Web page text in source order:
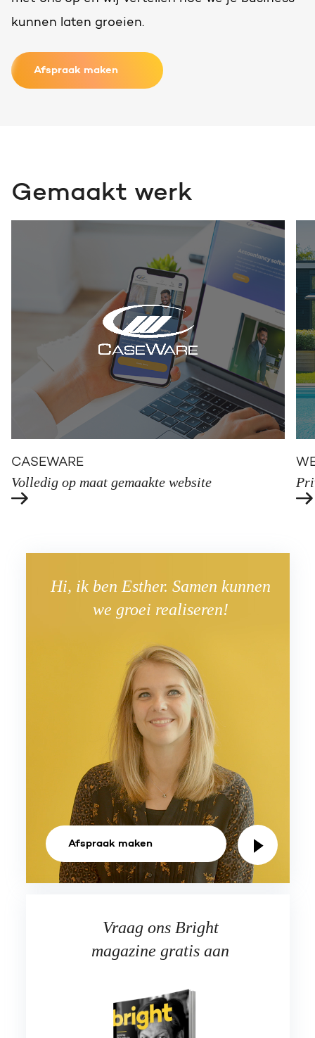
kunnen laten groeien.
Afspraak maken
Gemaakt werk
CASEWARE
Volledig op maat gemaakte website
Hi, ik ben Esther. Samen kunnen
we groei realiseren!
Afspraak maken
Vraag ons Bright
magazine gratis aan